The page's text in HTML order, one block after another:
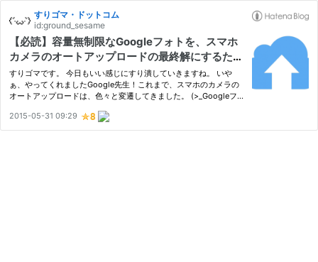
すりゴマ・ドットコム
id:ground_sesame
【必読】容量無制限なGoogleフォトを、スマホ
カメラのオートアップロードの最終解にするため
の「たった1つの重要な設定」
すりゴマです。 今日もいい感じにすり潰していきますね。 いや
ぁ、やってくれましたGoogle先生！これまで、スマホのカメラの
オートアップロードは、色々と変遷してきました。 (>_Googleフォ
pbox → OneDrive → OneDrive+Flickr(←今ココ)ってな感じです。
しかし…
2015-05-31 09:29